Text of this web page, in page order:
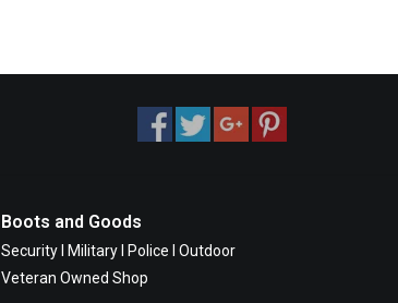
Boots and Goods
Security I Military I Police I Outdoor
Veteran Owned Shop